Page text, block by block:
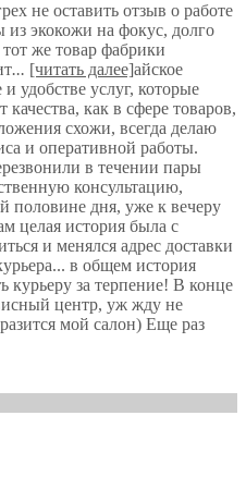
не оставить отзыв о работе
из экокожи на фокус, долго
же товар фабрики
... [читать далее]айское
удобстве услуг, которые
как в сфере товаров,
схожи, всегда делаю
и оперативной работы.
в течении пары
консультацию,
половине дня, уже к вечеру
целая история была с
и менялся адрес доставки
в общем история
курьеру за терпение! В конце
центр, уж жду не
мой салон) Еще раз